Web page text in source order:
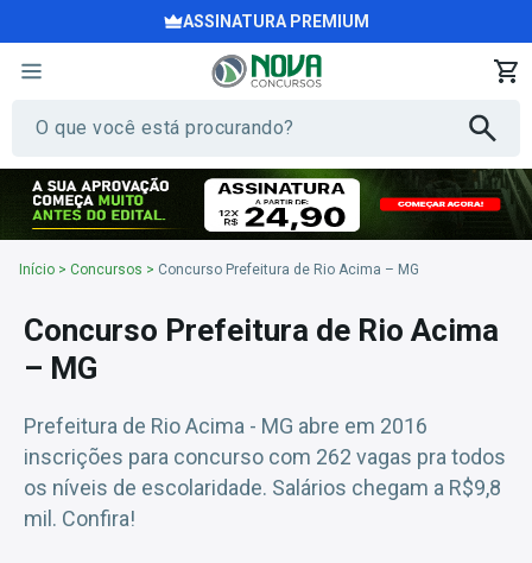
ASSINATURA PREMIUM
Início > Concursos > Concurso Prefeitura de Rio Acima – MG
Concurso Prefeitura de Rio Acima
– MG
Prefeitura de Rio Acima - MG abre em 2016
inscrições para concurso com 262 vagas pra todos
os níveis de escolaridade. Salários chegam a R$9,8
mil. Confira!